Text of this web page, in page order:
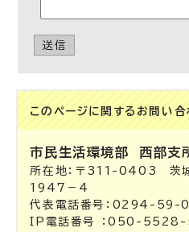
送信
このページに関する お問い合
市民生活環境部西部支
所在地：〒311-0403 茨
1947－4
代表電話番号：0294-59-
IP電話番号 ：050-